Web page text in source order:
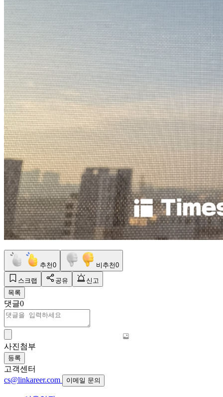
추천0 비추천0
스크랩 공유
신고
목록
댓글0
사진첨부
등록
고객센터
cs@linkareer.com
이메일 문의